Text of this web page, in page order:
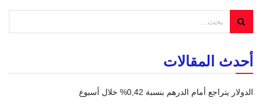
أحدث المقالات
الدولار يتراجع أمام الدرهم بنسبة 0,42% خلال أسبوع